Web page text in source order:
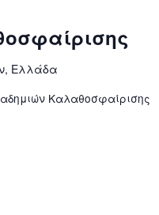
Ελλάδα
Καλαθοσφαίρισης